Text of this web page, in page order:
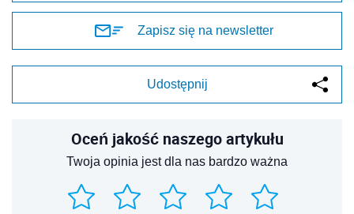
Zapisz się na newsletter
Udostępnij
Oceń jakość naszego artykułu
Twoja opinia jest dla nas bardzo ważna